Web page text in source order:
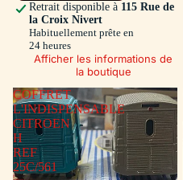
Retrait disponible à 115 Rue de
la Croix Nivert
Habituellement prête en
24 heures
Afficher les informations de
la boutique
COFFRET
L'INDISPENSABLE
CITROEN
H
REF
25C/561